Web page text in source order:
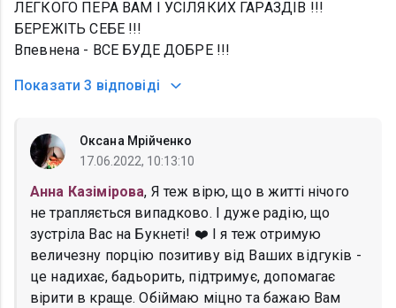
ЛЕГКОГО ПЕРА ВАМ І УСІЛЯКИХ ГАРАЗДІВ !!!
БЕРЕЖІТЬ СЕБЕ !!!
Впевнена - ВСЕ БУДЕ ДОБРЕ !!!
Показати 3 відповіді
Оксана Мрійченко
17.06.2022, 10:13:10
Анна Казімірова, Я теж вірю, що в житті нічого
не трапляється випадково. І дуже радію, що
зустріла Вас на Букнеті! ❤️ І я теж отримую
величезну порцію позитиву від Ваших відгуків -
це надихає, бадьорить, підтримує, допомагає
вірити в краще. Обіймаю міцно та бажаю Вам